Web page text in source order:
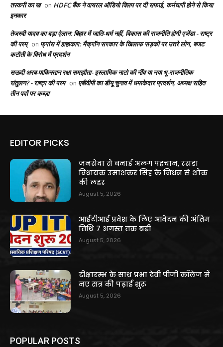
तस्करी का ख on HDFC बैंक ने वायरल ऑडियो क्लिप पर दी सफाई, कर्मचारी होने से किया
इनकार
तेजस्वी यादव का बड़ा ऐलान: बिहार में जाति-धर्म नहीं, विकास की राजनीति होगी एजेंडा - राष्ट्र
की परम् on फ्रांस में हाहाकार: मैक्रॉन सरकार के खिलाफ सड़कों पर उतरे लोग, बजट
कटौती के विरोध में प्रदर्शन
सऊदी अरब-पाकिस्तान रक्षा समझौता- इस्लामिक नाटो की नींव या नया भू-राजनीतिक
संतुलन? - राष्ट्र की परम on एबीवीपी का डीयू चुनाव में धमाकेदार प्रदर्शन, अध्यक्ष सहित
तीन पदों पर कब्ज़ा
EDITOR PICKS
जनसेवा से बनाई अलग पहचान, रसड़ा
विधायक उमाशंकर सिंह के निधन से शोक
की लहर
August 5, 2026
आईटीआई प्रवेश के लिए आवेदन की अंतिम
तिथि 7 अगस्त तक बढ़ी
August 5, 2026
दीक्षारम्भ के साथ प्रभा देवी पीजी कॉलेज में
नए सत्र की पढ़ाई शुरू
August 5, 2026
POPULAR POSTS